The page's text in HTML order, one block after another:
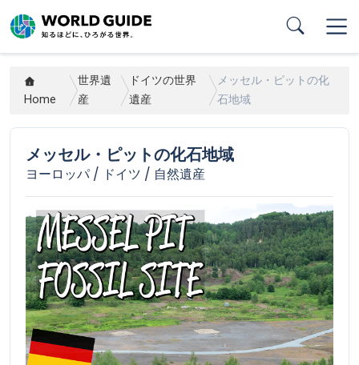
to
main
content
Home
世界遺
産
ドイツの世界
遺産
メッセル・ピットの化
石地域
メッセル・ピットの化石地域
ヨーロッパ / ドイツ / 自然遺産